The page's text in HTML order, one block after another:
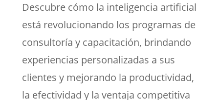
Descubre cómo la inteligencia artificial
está revolucionando los programas de
consultoría y capacitación, brindando
experiencias personalizadas a sus
clientes y mejorando la productividad,
la efectividad y la ventaja competitiva